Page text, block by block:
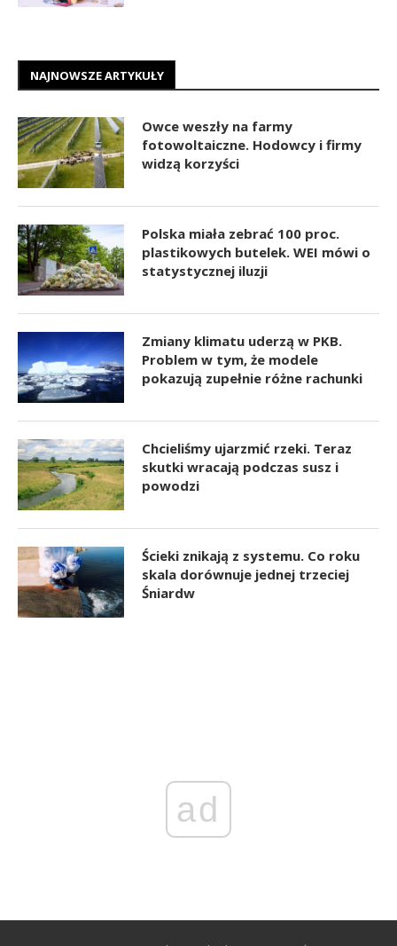
NAJNOWSZE ARTYKUŁY
Owce weszły na farmy
fotowoltaiczne. Hodowcy i firmy
widzą korzyści
Polska miała zebrać 100 proc.
plastikowych butelek. WEI mówi o
statystycznej iluzji
Zmiany klimatu uderzą w PKB.
Problem w tym, że modele
pokazują zupełnie różne rachunki
Chcieliśmy ujarzmić rzeki. Teraz
skutki wracają podczas susz i
powodzi
Ścieki znikają z systemu. Co roku
skala dorównuje jednej trzeciej
Śniardw
ad